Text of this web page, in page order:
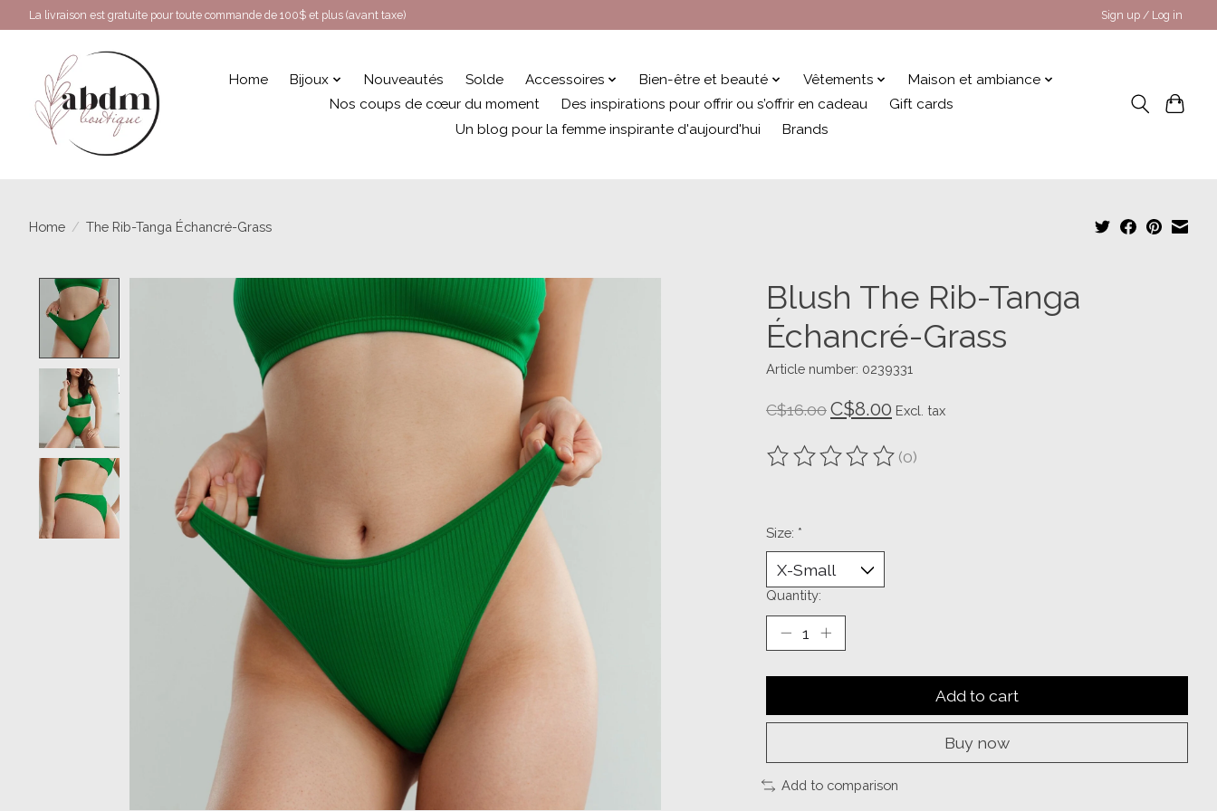
La livraison est gratuite pour toute commande de 100$ et plus (avant taxe) Sign up / Log in
Home Bijoux Nouveautés Solde Accessoires Bien-être et beauté Vêtements
Maison et ambiance
Nos coups de cœur du moment
Des inspirations pour offrir ou s’offrir en cadeau
Gift cards
Un blog pour la femme inspirante d'aujourd'hui
Brands
Home / The Rib-Tanga Échancré-Grass
Product image slideshow Items
Blush The Rib-Tanga
Échancré-Grass
Article number: 0239331
C$16.00C$8.00 Excl. tax
The rating of this product is
(0)
Size: *
Quantity:
Add to cart
Buy now
Add to comparison